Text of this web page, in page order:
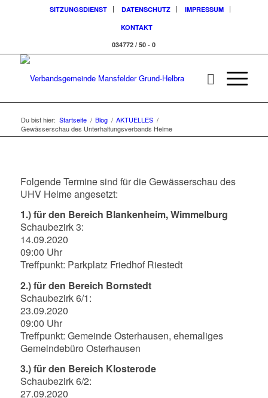
SITZUNGSDIENST DATENSCHUTZ
IMPRESSUM
KONTAKT
034772 / 50 - 0
Du bist hier: Startseite / Blog / AKTUELLES /
Gewässerschau des Unterhaltungsverbands Helme
Folgende Termine sind für die Gewässerschau des
UHV Helme angesetzt:
1.) für den Bereich Blankenheim, Wimmelburg
Schaubezirk 3:
14.09.2020
09:00 Uhr
Treffpunkt: Parkplatz Friedhof Riestedt
2.) für den Bereich Bornstedt
Schaubezirk 6/1:
23.09.2020
09:00 Uhr
Treffpunkt: Gemeinde Osterhausen, ehemaliges
Gemeindebüro Osterhausen
3.) für den Bereich Klosterode
Schaubezirk 6/2:
27.09.2020